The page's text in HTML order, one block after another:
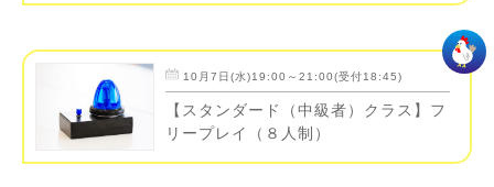
10月7日(水)19:00～21:00(受付18:45)
【スタンダード（中級者）クラス】フ
リープレイ（８人制）